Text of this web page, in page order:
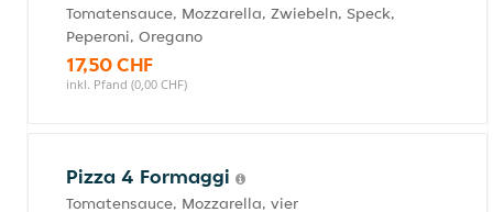
Tomatensauce, Mozzarella, Zwiebeln, Speck,
Peperoni, Oregano
17,50 CHF
inkl. Pfand (0,00 CHF)
Pizza 4 Formaggi
Tomatensauce, Mozzarella, vier